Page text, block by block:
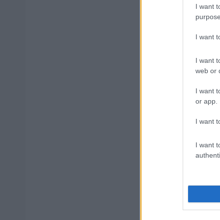
I want
I want
I want
web or
I want
or app.
I want
I want
ΑΣΕΠ:
ΑΣΕΠ:
ΔΥΠΑ:
αίτηση